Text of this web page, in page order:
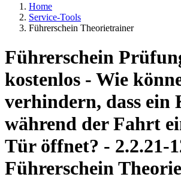
Home
Service-Tools
Führerschein Theorietrainer
Führerschein
kostenlos - Wie
verhindern, dass ein
während der Fahrt
Tür öffnet? - 2.2.21-
Führerschein